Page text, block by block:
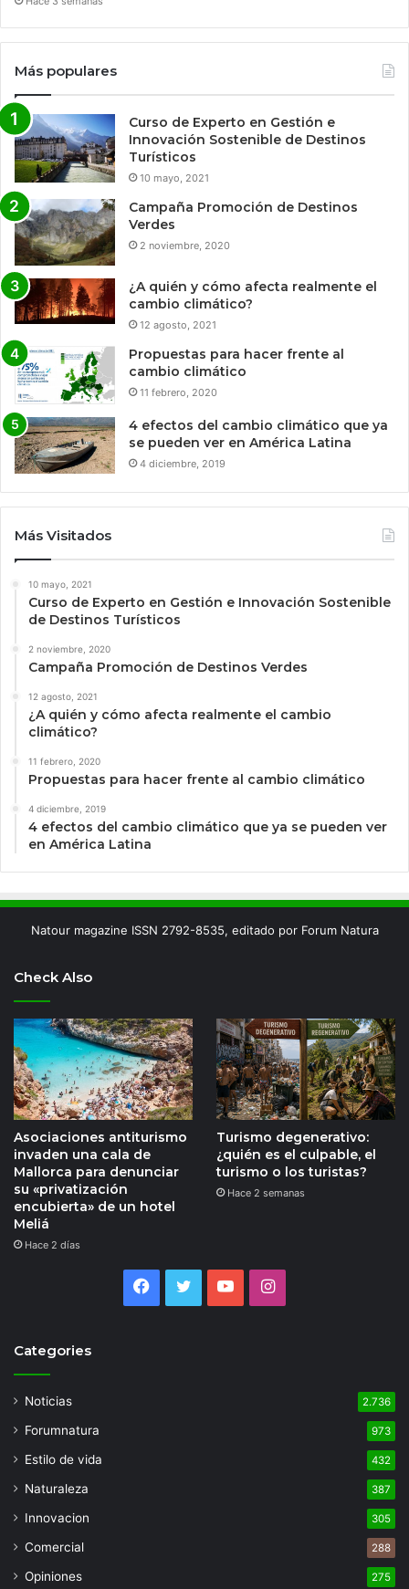
Más populares
Curso de Experto en Gestión e
Innovación Sostenible de Destinos
Turísticos
10 mayo, 2021
Campaña Promoción de Destinos
Verdes
2 noviembre, 2020
¿A quién y cómo afecta realmente el
cambio climático?
12 agosto, 2021
Propuestas para hacer frente al
cambio climático
11 febrero, 2020
4 efectos del cambio climático que ya
se pueden ver en América Latina
4 diciembre, 2019
Más Visitados
10 mayo, 2021
Curso de Experto en Gestión e Innovación Sostenible
de Destinos Turísticos
2 noviembre, 2020
Campaña Promoción de Destinos Verdes
12 agosto, 2021
¿A quién y cómo afecta realmente el cambio
climático?
11 febrero, 2020
Propuestas para hacer frente al cambio climático
4 diciembre, 2019
4 efectos del cambio climático que ya se pueden ver
en América Latina
Natour magazine ISSN 2792-8535, editado por Forum Natura
Check Also
Asociaciones antiturismo
invaden una cala de
Mallorca para denunciar
su «privatización
encubierta» de un hotel
Meliá
Hace 2 días
Turismo degenerativo:
¿quién es el culpable, el
turismo o los turistas?
Hace 2 semanas
Facebook
TwitterYouTubeInstagram
Categories
Noticias 2.736
Forumnatura 973
Estilo de vida 432
Naturaleza 387
Innovacion 305
Comercial 288
Opiniones 275